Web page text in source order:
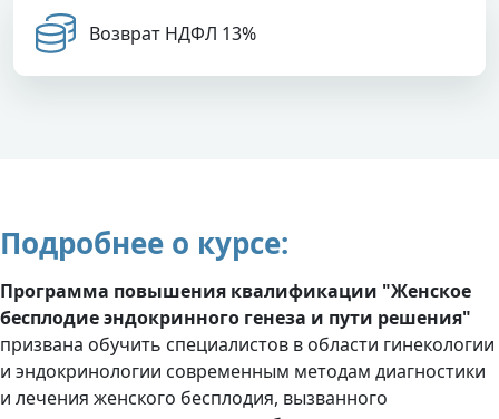
Возврат НДФЛ 13%
Подробнее о курсе:
Программа повышения квалификации "Женское
бесплодие эндокринного генеза и пути решения"
призвана обучить специалистов в области гинекологии
и эндокринологии современным методам диагностики
и лечения женского бесплодия, вызванного